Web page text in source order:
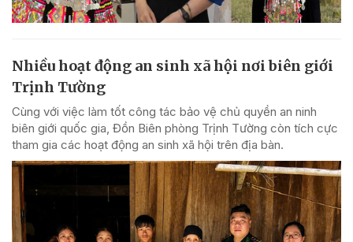
Nhiều hoạt động an sinh xã hội nơi biên giới
Trịnh Tường
Cùng với việc làm tốt công tác bảo vệ chủ quyền an ninh
biên giới quốc gia, Đồn Biên phòng Trịnh Tường còn tích cực
tham gia các hoạt động an sinh xã hội trên địa bàn.